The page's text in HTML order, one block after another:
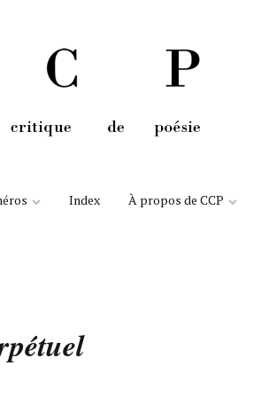
Aller au contenu
Index À propos de CCP